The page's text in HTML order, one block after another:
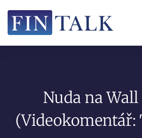
Nuda na
(Videokomentář: